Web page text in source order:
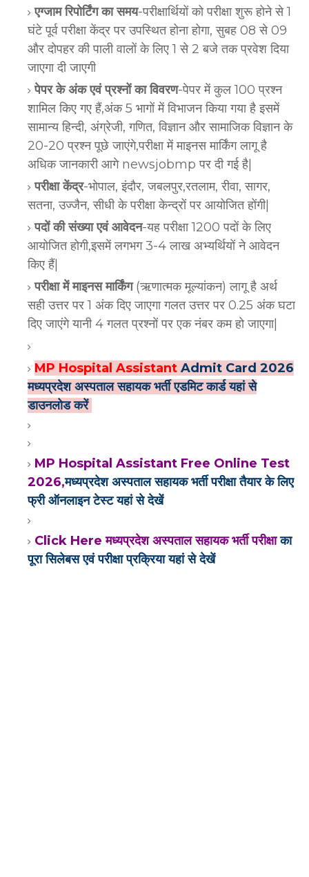
एग्जाम रिपोर्टिंग का समय-परीक्षार्थियों को परीक्षा शुरू होने से 1
घंटे पूर्व परीक्षा केंद्र पर उपस्थित होना होगा, सुबह 08 से 09
और दोपहर की पाली वालों के लिए 1 से 2 बजे तक प्रवेश दिया
जाएगा दी जाएगी
पेपर के अंक एवं प्रश्नों का विवरण-पेपर में कुल 100 प्रश्न
शामिल किए गए हैं,अंक 5 भागों में विभाजन किया गया है इसमें
सामान्य हिन्दी, अंग्रेजी, गणित, विज्ञान और सामाजिक विज्ञान के
20-20 प्रश्न पूछे जाएंगे,परीक्षा में माइनस मार्किंग लागू है
अधिक जानकारी आगे newsjobmp पर दी गई है|
परीक्षा केंद्र-भोपाल, इंदौर, जबलपुर,रतलाम, रीवा, सागर,
सतना, उज्जैन, सीधी के परीक्षा केन्द्रों पर आयोजित होंगी|
पदों की संख्या एवं आवेदन-यह परीक्षा 1200 पदों के लिए
आयोजित होगी,इसमें लगभग 3-4 लाख अभ्यर्थियों ने आवेदन
किए हैं|
परीक्षा में माइनस मार्किंग(ऋणात्मक मूल्यांकन) लागू है अर्थ
सही उत्तर पर 1 अंक दिए जाएगा गलत उत्तर पर 0.25 अंक घटा
दिए जाएंगे यानी 4 गलत प्रश्नों पर एक नंबर कम हो जाएगा|
MP Hospital Assistant Admit Card 2026
मध्यप्रदेश अस्पताल सहायक भर्ती एडमिट कार्ड यहां से
डाउनलोड करें
MP Hospital Assistant Free Online Test
2026,मध्यप्रदेश अस्पताल सहायक भर्ती परीक्षा तैयार के लिए
फ्री ऑनलाइन टेस्ट यहां से देखें
Click Here मध्यप्रदेश अस्पताल सहायक भर्ती परीक्षाका
पूरा सिलेबस एवं परीक्षा प्रक्रिया यहां से देखें